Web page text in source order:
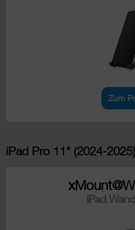
Zum
iPad Pro 11" (2024-
iPad